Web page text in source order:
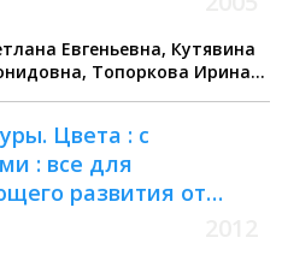
Евгеньевна, Кутявина
Ирина
Цвета : с
: все для
развития от
6 лет : для чтения